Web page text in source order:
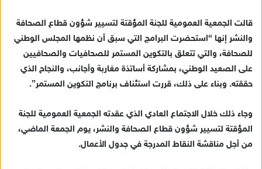
ي
د
ا
إ
ر
قالت الجمعية العمومية للجنة المؤقتة لتسيير شؤون قطاع الصحافة
والنشر إنها “استحضرت البرامج التي سبق أن نظمها المجلس الوطني
للصحافة، والتي تتعلق بالتكوين المستمر للصحافيات والصحافيين
على الصعيد الوطني، بمشاركة أساتذة مغاربة وأجانب، والنجاح الذي
حققته. وبناء على ذلك، قررت استئناف برنامج التكوين المستمر”.
وجاء ذلك خلال الاجتماع العادي الذي عقدته الجمعية العمومية للجنة
المؤقتة لتسيير شؤون قطاع الصحافة والنشر، يوم الجمعة الماضي،
من أجل مناقشة النقاط المدرجة في جدول الأعمال.